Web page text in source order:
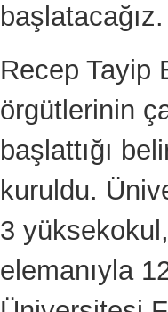
Recep Tayip
örgütlerinin
başlattığı
kuruldu.
3
elemanıyla